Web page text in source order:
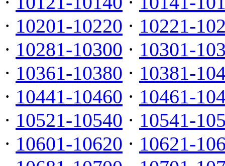
· 10201-10220 · 10221-
· 10281-10300 · 10301-
· 10361-10380 · 10381-
· 10441-10460 · 10461-
· 10521-10540 · 10541-
· 10601-10620 · 10621-